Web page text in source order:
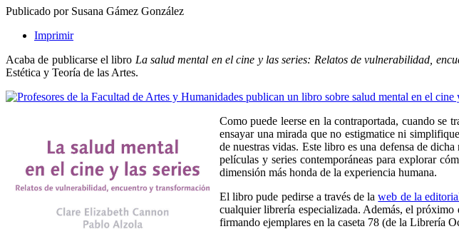
Publicado por Susana Gámez González
Imprimir
Acaba de publicarse el libro La salud mental en el cine y las series: Relatos de vulnerabilidad,
Estética y Teoría de las Artes.
Como puede leerse en la contraportada, cuando se
ensayar una mirada que no estigmatice ni
de nuestras vidas. Este libro es una defensa de
películas y series contemporáneas para explorar
dimensión más honda de la experiencia humana.
El libro pude pedirse a través de laweb de la
cualquier librería especializada. Además, el
firmando ejemplares en la caseta 78 (de la Librería